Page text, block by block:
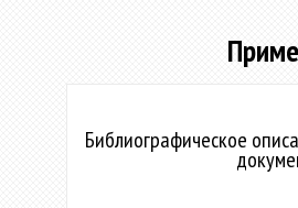
Библиографическое